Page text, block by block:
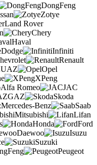
DongFeng
Zotye
Land Rover
Chery
Haval
Dodge
Infiniti
Renault
UAZ
Opel
XPeng
Alfa Romeo
JAC
GAZ
Skoda
Mercedes-Benz
Saab
Mitsubishi
Lifan
Honda
Ford
Daewoo
Isuzu
Suzuki
Peugeot